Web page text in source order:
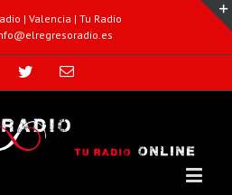
| Valencia | Tu Radio